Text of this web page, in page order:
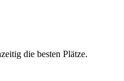
die besten Plätze.